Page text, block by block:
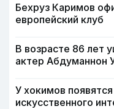
Бехруз Каримов
европейский клуб
В возрасте 86 лет
актер Абдуманнон
У хокимов
искусственного